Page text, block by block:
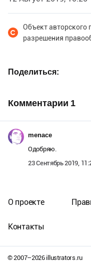
Объект авторского
разрешения
Поделиться
Комментарии 1
menace
Одобряю.
23 Сентябрь 2019,
© 2007–2026illustrators.ru
О проекте
Контакты